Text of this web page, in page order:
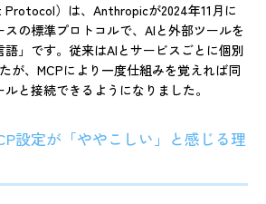
）は、Anthropicが2024年11月に
の標準プロトコルで、AIと外部ツールを
」です。従来はAIとサービスごとに個別
が、MCPにより一度仕組みを覚えれば同
と接続できるようになりました。
設定が「ややこしい」と感じる理